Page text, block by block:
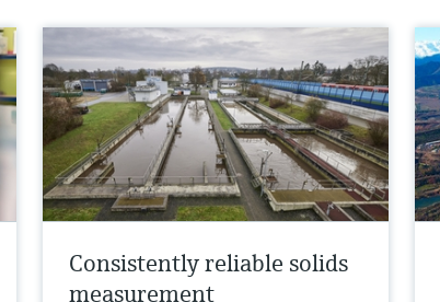
Consistently reliable solids
measurement